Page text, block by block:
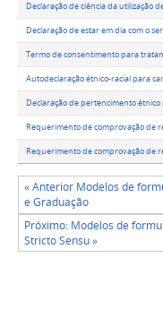
Declaração de ciência da utilização
Declaração de estar em dia com o
Termo de consentimento para
Autodeclaração étnico-racial para
Declaração de pertencimento
Requerimento de comprovação de
Requerimento de comprovação de
« Anterior Modelos de
e Graduação
Próximo: Modelos de
Stricto Sensu »